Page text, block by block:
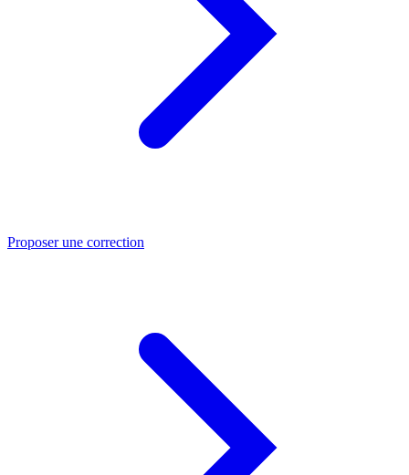
Proposer une correction